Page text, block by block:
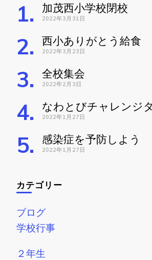
加茂西小学校閉校
2022年3月31日
西小ありがとう給食
2022年3月23日
全校集会
2022年2月3日
なわとびチャレンジ
2022年1月27日
感染症を予防しよう
2022年1月27日
カテゴリー
ブログ
学校行事
２年生